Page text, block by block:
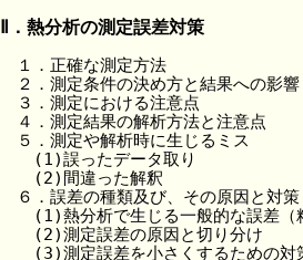
Ⅱ．熱分析の測定誤差対策
１．正確な測定方法
２．測定条件の決め方と結果への影響
３．測定における注意点
４．測定結果の解析方法と注意点
５．測定や解析時に生じるミス
(1)誤ったデータ取り
(2)間違った解釈
６．誤差の種類及び、その原因と対策
(1)熱分析で生じる一般的な誤差（
(2)測定誤差の原因と切り分け
(3)測定誤差を小さくするための対